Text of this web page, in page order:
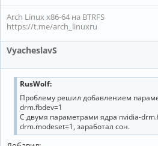
Arch Linux x86-64 на BTRFS
https://t.me/arch_linuxru
VyacheslavS
RusWolf:
Проблему решил добавлением
drm.fbdev=1
С двумя параметрами ядра nvidia-
drm.modeset=1, заработал сон.